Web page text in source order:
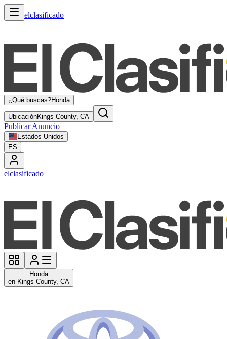
elclasificado
¿Qué buscas?Honda
UbicaciónKings County, CA
Publicar Anuncio
Estados Unidos
ES
elclasificado
Honda
en Kings County, CA